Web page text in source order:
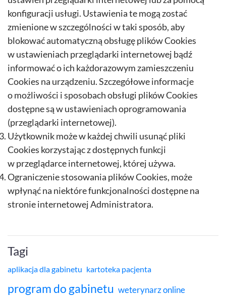
konfiguracji usługi. Ustawienia te mogą zostać
zmienione w szczególności w taki sposób, aby
blokować automatyczną obsługę plików Cookies
w ustawieniach przeglądarki internetowej bądź
informować o ich każdorazowym zamieszczeniu
Cookies na urządzeniu. Szczegółowe informacje
o możliwości i sposobach obsługi plików Cookies
dostępne są w ustawieniach oprogramowania
(przeglądarki internetowej).
Użytkownik może w każdej chwili usunąć pliki
Cookies korzystając z dostępnych funkcji
w przeglądarce internetowej, której używa.
Ograniczenie stosowania plików Cookies, może
wpłynąć na niektóre funkcjonalności dostępne na
stronie internetowej Administratora.
Tagi
aplikacja dla gabinetu kartoteka pacjenta
program do gabinetu weterynarz online